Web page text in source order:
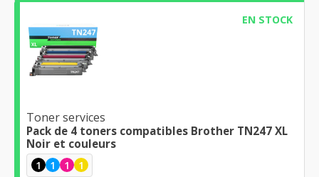
EN STOCK
Toner services
Pack de 4 toners compatibles Brother TN247 XL
Noir et couleurs
1 1 1 1